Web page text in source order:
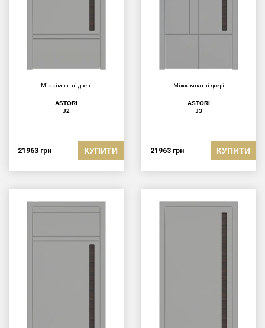
Міжкімнатні двері
ASTORI
J2
21963 грн КУПИТИ
Міжкімнатні двері
ASTORI
J3
21963 грн КУПИТИ